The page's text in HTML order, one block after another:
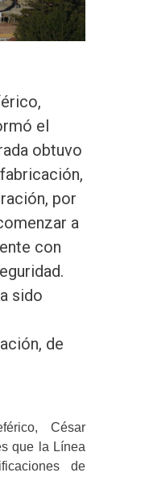
el
obtuvo
por
a
con
sido
de
César
que la Línea
de